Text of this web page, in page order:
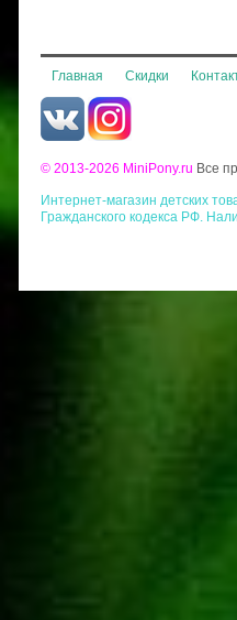
Главная Скидки
© 2013-2026 MiniPony.ru Все
Интернет-магазин детских
Гражданского кодекса РФ.